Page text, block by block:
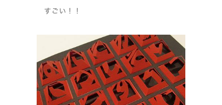
すごい！！